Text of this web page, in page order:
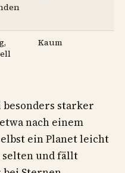
Kaum
besonders starker
nach einem
ein Planet leicht
selten und fällt